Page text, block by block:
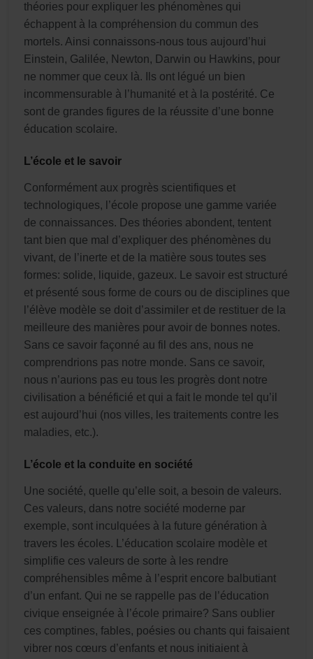
théories pour expliquer les phénomènes qui
échappent à la compréhension du commun des
mortels. Ainsi connaissons-nous tous aujourd’hui
Einstein, Galilée, Newton, Darwin ou Hawkins, pour
ne nommer que ceux là. Ils ont légué un bien
incommensurable à l’humanité et à la postérité. Ce
sont de grandes figures de la réussite d’une bonne
éducation scolaire.
L’école et le savoir
Conformément aux progrès scientifiques et
technologiques, l’école propose une gamme variée
de connaissances. Des théories abondent, tentent
tant bien que mal d’expliquer des phénomènes du
vivant, de l’inerte et de la matière sous toutes ses
formes: solide, liquide, gazeux. Le savoir est structuré
et présenté sous forme de cours ou de disciplines que
l’élève modèle se doit d’assimiler et de restituer de la
meilleure des manières pour avoir de bonnes notes.
Sans ce savoir façonné au fil des ans, nous ne
comprendrions pas notre monde. Sans ce savoir,
nous n’aurions pas eu tous les progrès dont notre
civilisation a bénéficié et qui a fait le monde tel qu’il
est aujourd’hui (nos villes, les traitements contre les
maladies, etc.).
L’école et la conduite en société
Une société, quelle qu’elle soit, a besoin de valeurs.
Ces valeurs, dans notre société moderne par
exemple, sont inculquées à la future génération à
travers les écoles. L’éducation scolaire modèle et
simplifie ces valeurs de sorte à les rendre
compréhensibles même à l’esprit encore balbutiant
d’un enfant. Qui ne se rappelle pas de l’éducation
civique enseignée à l’école primaire? Sans oublier
ces comptines, fables, poésies ou chants qui faisaient
vibrer nos cœurs d’enfants et nous initiaient à